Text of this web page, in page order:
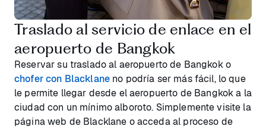
Traslado al servicio de enlace en el
aeropuerto de Bangkok
Reservar su traslado al aeropuerto de Bangkok o
chofer con Blacklane no podría ser más fácil, lo que
le permite llegar desde el aeropuerto de Bangkok a la
ciudad con un mínimo alboroto. Simplemente visite la
página web de Blacklane o acceda al proceso de